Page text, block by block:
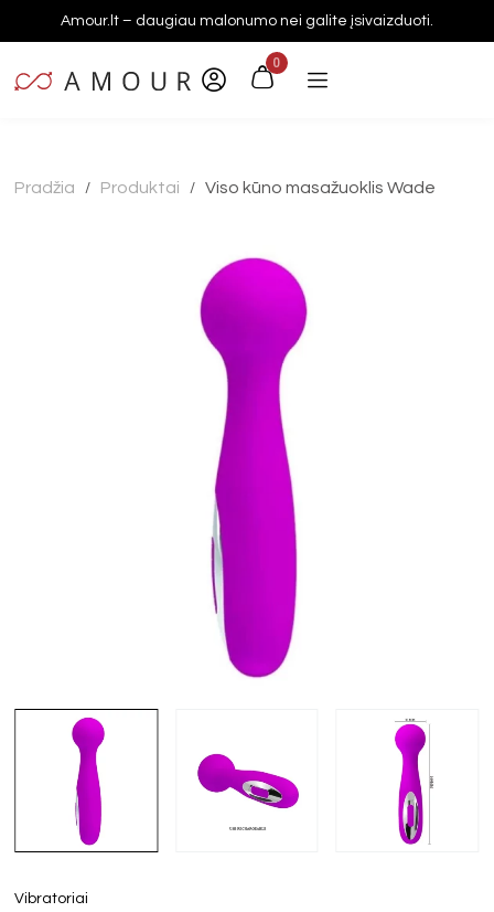
Amour.lt – daugiau malonumo nei galite įsivaizduoti.
0
Pradžia / Produktai / Viso kūno masažuoklis Wade
Vibratoriai